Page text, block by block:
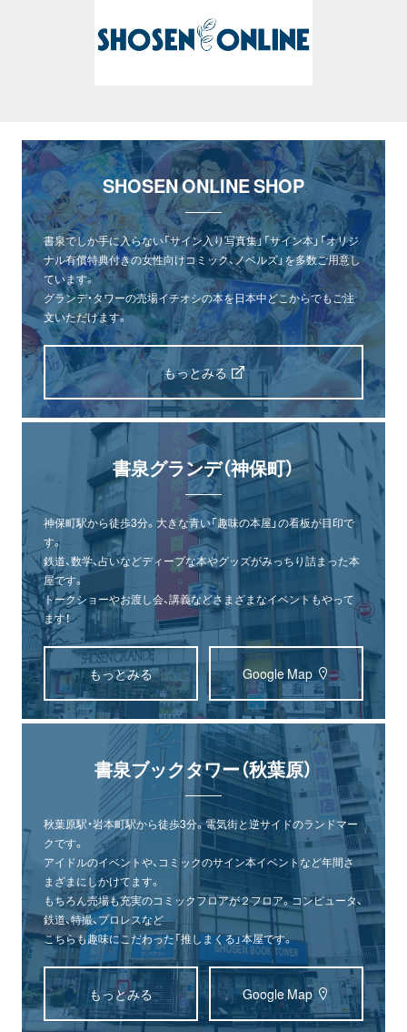
SHOSEN ONLINE SHOP
書泉でしか手に入らない「サイン入り写真集」「サイン本」「オリジ
ナル有償特典付きの女性向けコミック、ノベルズ」を多数ご用意し
ています。
グランデ・タワーの売場イチオシの本を日本中どこからでもご注
文いただけます。
もっとみる
書泉グランデ（神保町）
神保町駅から徒歩3分。大きな青い「趣味の本屋」の看板が目印で
す。
鉄道、数学、占いなどディープな本やグッズがみっちり詰まった本
屋です。
トークショーやお渡し会、講義などさまざまなイベントもやって
ます！
もっとみる Google Map
書泉ブックタワー（秋葉原）
秋葉原駅・岩本町駅から徒歩3分。電気街と逆サイドのランドマー
クです。
アイドルのイベントや、コミックのサイン本イベントなど年間さ
まざまにしかけてます。
もちろん売場も充実のコミックフロアが２フロア。コンピュータ、
鉄道、特撮、プロレスなど
こちらも趣味にこだわった「推しまくる」本屋です。
もっとみる Google Map